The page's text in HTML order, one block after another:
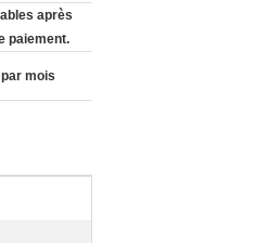
après
paiement.
mois